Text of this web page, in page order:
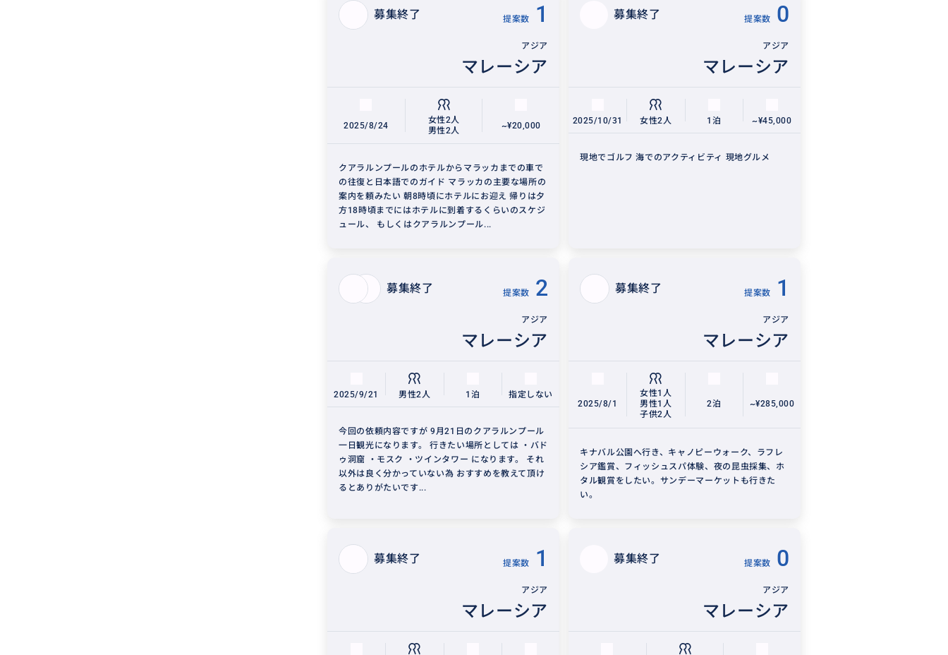
募集終了 提案数 1
アジア
マレーシア
2025/8/24
女性2人
男性2人
~¥20,000
クアラルンプールのホテルからマラッカまでの車で
の往復と日本語でのガイド マラッカの主要な場所の
案内を頼みたい 朝8時頃にホテルにお迎え 帰りは夕
方18時頃までにはホテルに到着するくらいのスケジ
ュール、 もしくはクアラルンプール...
募集終了 提案数 0
アジア
マレーシア
2025/10/31 女性2人 1泊 ~¥45,000
現地でゴルフ 海でのアクティビティ 現地グルメ
募集終了 提案数 2
アジア
マレーシア
2025/9/21 男性2人 1泊 指定しない
今回の依頼内容ですが 9月21日のクアラルンプール
一日観光になります。 行きたい場所としては ・バド
ゥ洞窟 ・モスク ・ツインタワー になります。 それ
以外は良く分かっていない為 おすすめを教えて頂け
るとありがたいです...
募集終了 提案数 1
アジア
マレーシア
2025/8/1
女性1人
男性1人
子供2人
2泊 ~¥285,000
キナバル公園へ行き、キャノピーウォーク、ラフレ
シア鑑賞、フィッシュスパ体験、夜の昆虫採集、ホ
タル観賞をしたい。サンデーマーケットも行きた
い。
募集終了 提案数 1
アジア
マレーシア
募集終了 提案数 0
アジア
マレーシア